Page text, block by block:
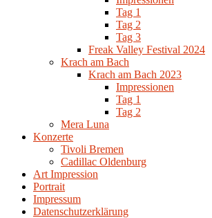
Tag 1
Tag 2
Tag 3
Freak Valley Festival 2024
Krach am Bach
Krach am Bach 2023
Impressionen
Tag 1
Tag 2
Mera Luna
Konzerte
Tivoli Bremen
Cadillac Oldenburg
Art Impression
Portrait
Impressum
Datenschutzerklärung